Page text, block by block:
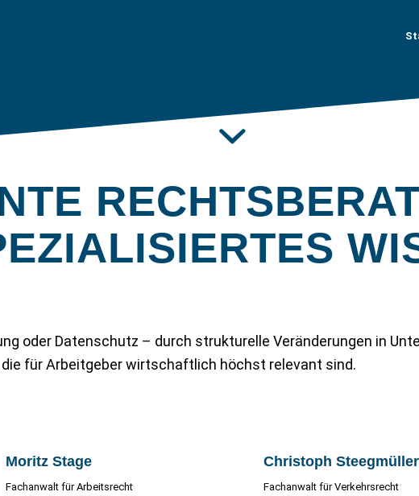
Zwei Rechtsbereiche. Ein Team.
oder Datenschutz – durch strukturelle Veränderungen in
für Arbeitgeber wirtschaftlich höchst relevant sind.
Moritz Stage
Fachanwalt für Arbeitsrecht
Christoph Steegmüller
Fachanwalt für Verkehrsrecht